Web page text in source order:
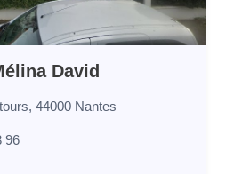
David
44000 Nantes
96